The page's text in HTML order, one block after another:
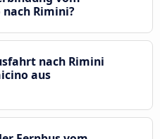
Rimini?
nach Rimini
aus